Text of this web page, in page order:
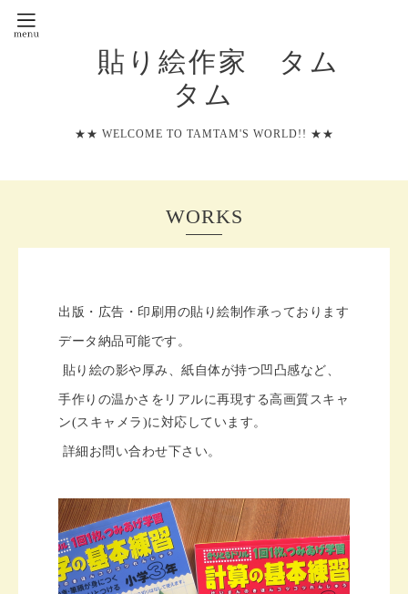
貼り絵作家 タム
タム
★★ WELCOME TO TAMTAM'S WORLD!! ★★
WORKS
出版・広告・印刷用の貼り絵制作承っております
データ納品可能です。
貼り絵の影や厚み、紙自体が持つ凹凸感など、
手作りの温かさをリアルに再現する高画質スキャ
ン(スキャメラ)に対応しています。
詳細お問い合わせ下さい。